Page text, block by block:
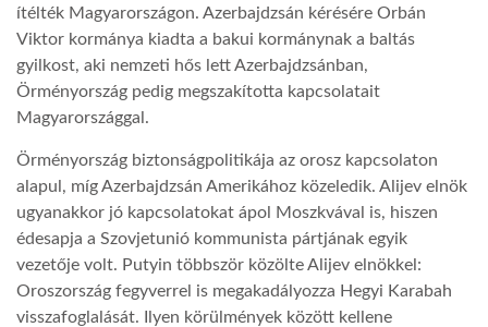
ítélték Magyarországon. Azerbajdzsán kérésére Orbán
Viktor kormánya kiadta a bakui kormánynak a baltás
gyilkost, aki nemzeti hős lett Azerbajdzsánban,
Örményország pedig megszakította kapcsolatait
Magyarországgal.
Örményország biztonságpolitikája az orosz kapcsolaton
alapul, míg Azerbajdzsán Amerikához közeledik. Alijev elnök
ugyanakkor jó kapcsolatokat ápol Moszkvával is, hiszen
édesapja a Szovjetunió kommunista pártjának egyik
vezetője volt. Putyin többször közölte Alijev elnökkel:
Oroszország fegyverrel is megakadályozza Hegyi Karabah
visszafoglalását. Ilyen körülmények között kellene